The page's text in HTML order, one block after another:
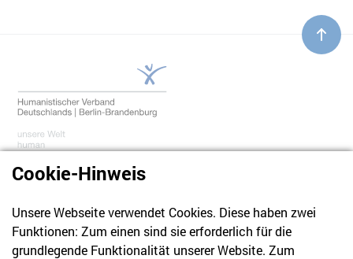
030 61 39 04 10
info@hvd-bb.de
Cookie-Hinweis
Unsere Webseite verwendet Cookies. Diese haben zwei
Funktionen: Zum einen sind sie erforderlich für die
grundlegende Funktionalität unserer Website. Zum